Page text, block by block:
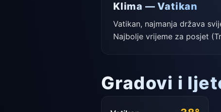
Klima — Vatikan
Vatikan, najmanja država
Najbolje vrijeme za posjet
Gradovi i